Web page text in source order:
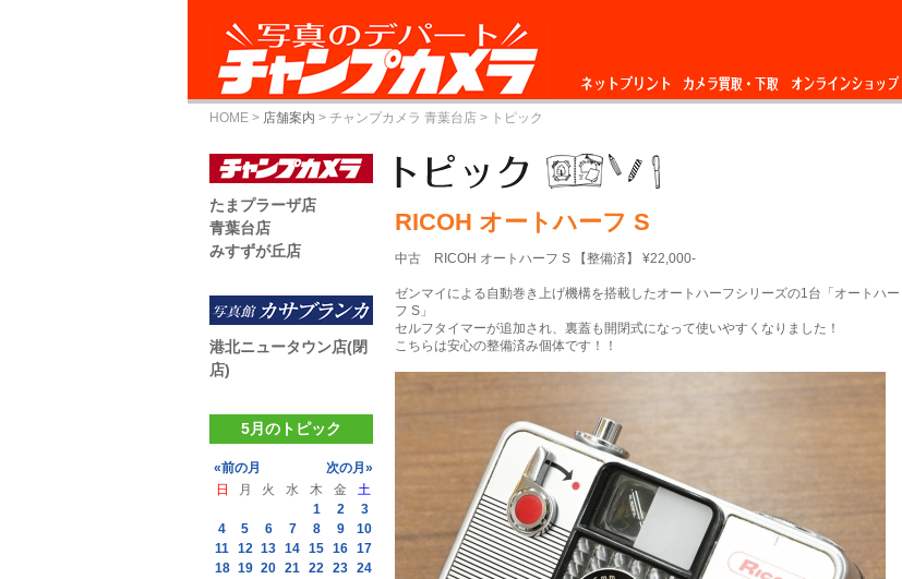
ネットプリント
カメラ買取・下
オンラインショップ
HOME > 店舗案内 > チャンプカメラ 青葉台店 > トピック
RICOH オートハーフ S
中古 RICOH オートハーフ S 【整備済】 ¥22,000-
ゼンマイによる自動巻き上げ機構を搭載したオートハーフシリーズの1台「オートハー
フ S」
セルフタイマーが追加され、裏蓋も開閉式になって使いやすくなりました！
こちらは安心の整備済み個体です！！
たまプラーザ店
青葉台店
みすずが丘店
港北ニュータウン店(閉
店)
5月のトピック
«前の月
次の月»
日
月 火 水 木 金
土
1
2
3
4
5 6 7 8 9
10
11 12 13 14 15 16 17
18 19 20 21 22 23 24